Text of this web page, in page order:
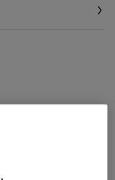
puissance du
d'économie